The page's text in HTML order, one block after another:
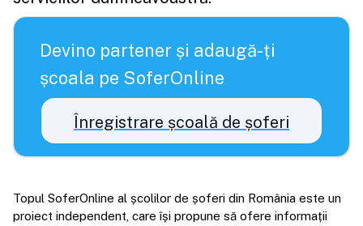
Devino partener și adaugă-ți
școala pe SoferOnline
Înregistrare școală de șoferi
Topul SoferOnline al școlilor de șoferi din România este un
proiect independent, care își propune să ofere informații